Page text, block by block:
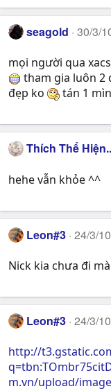
seagold 30/3/
mọi người qua
tham gia luôn 2
đẹp ko
tán 1
Thích Thể Hiện..
hehe vẫn khỏe ^^
Leon#3 24/3/10
Nick kia chưa đi
Leon#3 24/3/10
http://
m.vn/upload/